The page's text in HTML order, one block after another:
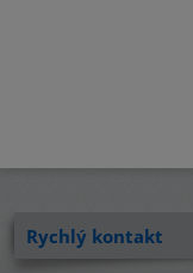
Rychlý kontakt